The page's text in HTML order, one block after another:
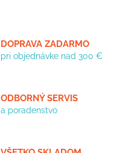
DOPRAVA ZADARMO
pri objednávke nad 300 €
ODBORNÝ SERVIS
a poradenstvo